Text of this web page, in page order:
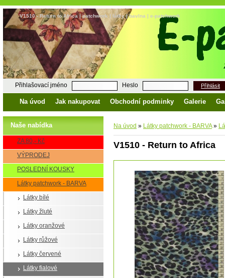
V1510 - Return to Africa | patchwork | látky | bavlna | e-patchwork
Přihlašovací jméno Heslo Přihlásit
Na úvod Jak nakupovat Obchodní podminky Galerie
Naše nabídka
ZA 80,- Kč
VÝPRODEJ
POSLEDNÍ KOUSKY
Látky patchwork - BARVA
Látky bílé
Látky žluté
Látky oranžové
Látky růžové
Látky červené
Látky fialové
Na úvod » Látky patchwork - BARVA »
V1510 - Return to Africa